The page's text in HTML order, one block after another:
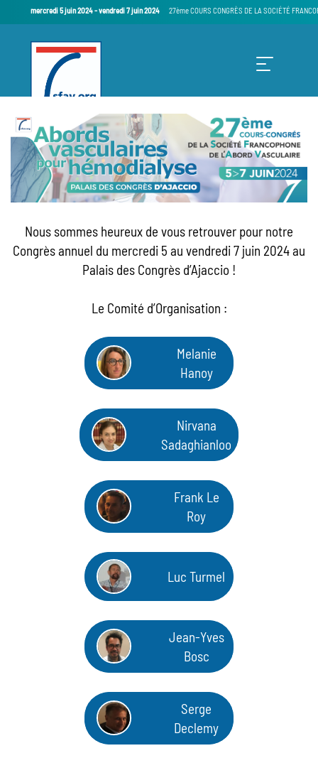
mercredi 5 juin 2024-vendredi 7 juin 2024 27ème COURS CONGRÈS DE LA SOCIÉTÉ
PROGRAMME
INSCRIPTIONS
ABSTRACTS
BOURSE POUR INTERNES
INFORMATIONS PRATIQUES
CONTACT
Nous sommes heureux de vous retrouver pour notre
Congrès annuel du mercredi 5 au vendredi 7 juin 2024 au
Palais des Congrès d’Ajaccio !
Le Comité d’Organisation :
Melanie
Hanoy
Nirvana
Sadaghianloo
Frank Le
Roy
Luc Turmel
Jean-Yves
Bosc
Serge
Declemy